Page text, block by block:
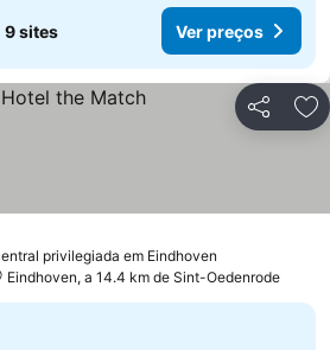
9 sites Ver preços
Partilhar
privilegiada em Eindhoven
Eindhoven, a 14.4 km de Sint-Oedenrode